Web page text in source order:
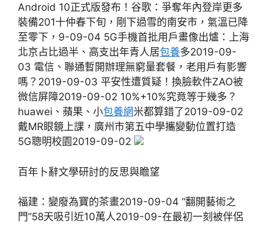
Android 10正式版發布！谷歌：爭奪年內登岸更多
裝備201十仲春下旬，剛下過雪的南安市，氣溫已降
至零下，9-09-04 5G手機首批用戶畫像出爐：上海
北京占比過半、高支出年青人居包養多2019-09-
03 電信、聯通暫開辦理無窮量套餐，老用戶有影響
嗎？2019-09-03 平安性遭質疑！換臉軟件ZAO被
微信屏障2019-09-02 10%+10%究竟等于幾多？
huawei、蘋果、小包養網米都算錯了2019-09-02
戴MR眼鏡上課，廣州市第五中學攜變動位置打造
5G聰明校園2019-09-02
百年卜辭文學研討的反思與瞻望
福建：變廢為寶的茶畫2019-09-04 “翻開藝術之
門”58天吸引近10萬人2019-09-在最初一刻被伴侶